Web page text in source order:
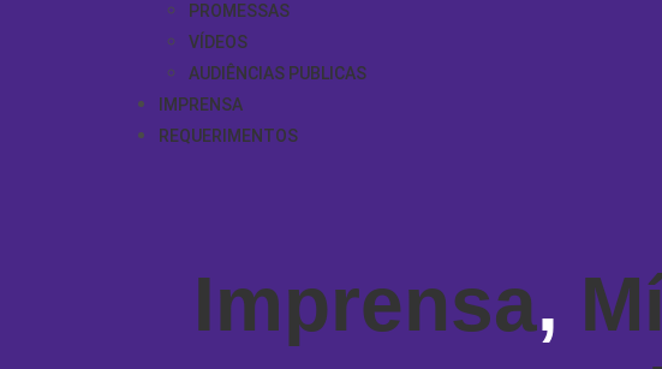
PROMESSAS
VÍDEOS
AUDIÊNCIAS PUBLICAS
IMPRENSA
REQUERIMENTOS
Imprensa,